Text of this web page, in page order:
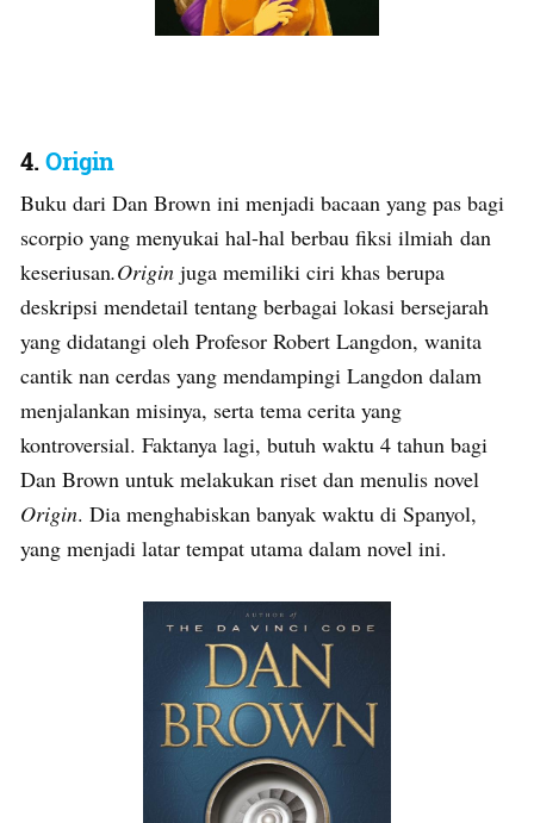
4.Origin
Buku dari Dan Brown ini menjadi bacaan yang pas bagi
scorpio yang menyukai hal-hal berbau fiksi ilmiah dan
keseriusan.Origin juga memiliki ciri khas berupa
deskripsi mendetail tentang berbagai lokasi bersejarah
yang didatangi oleh Profesor Robert Langdon, wanita
cantik nan cerdas yang mendampingi Langdon dalam
menjalankan misinya, serta tema cerita yang
kontroversial. Faktanya lagi, butuh waktu 4 tahun bagi
Dan Brown untuk melakukan riset dan menulis novel
Origin. Dia menghabiskan banyak waktu di Spanyol,
yang menjadi latar tempat utama dalam novel ini.